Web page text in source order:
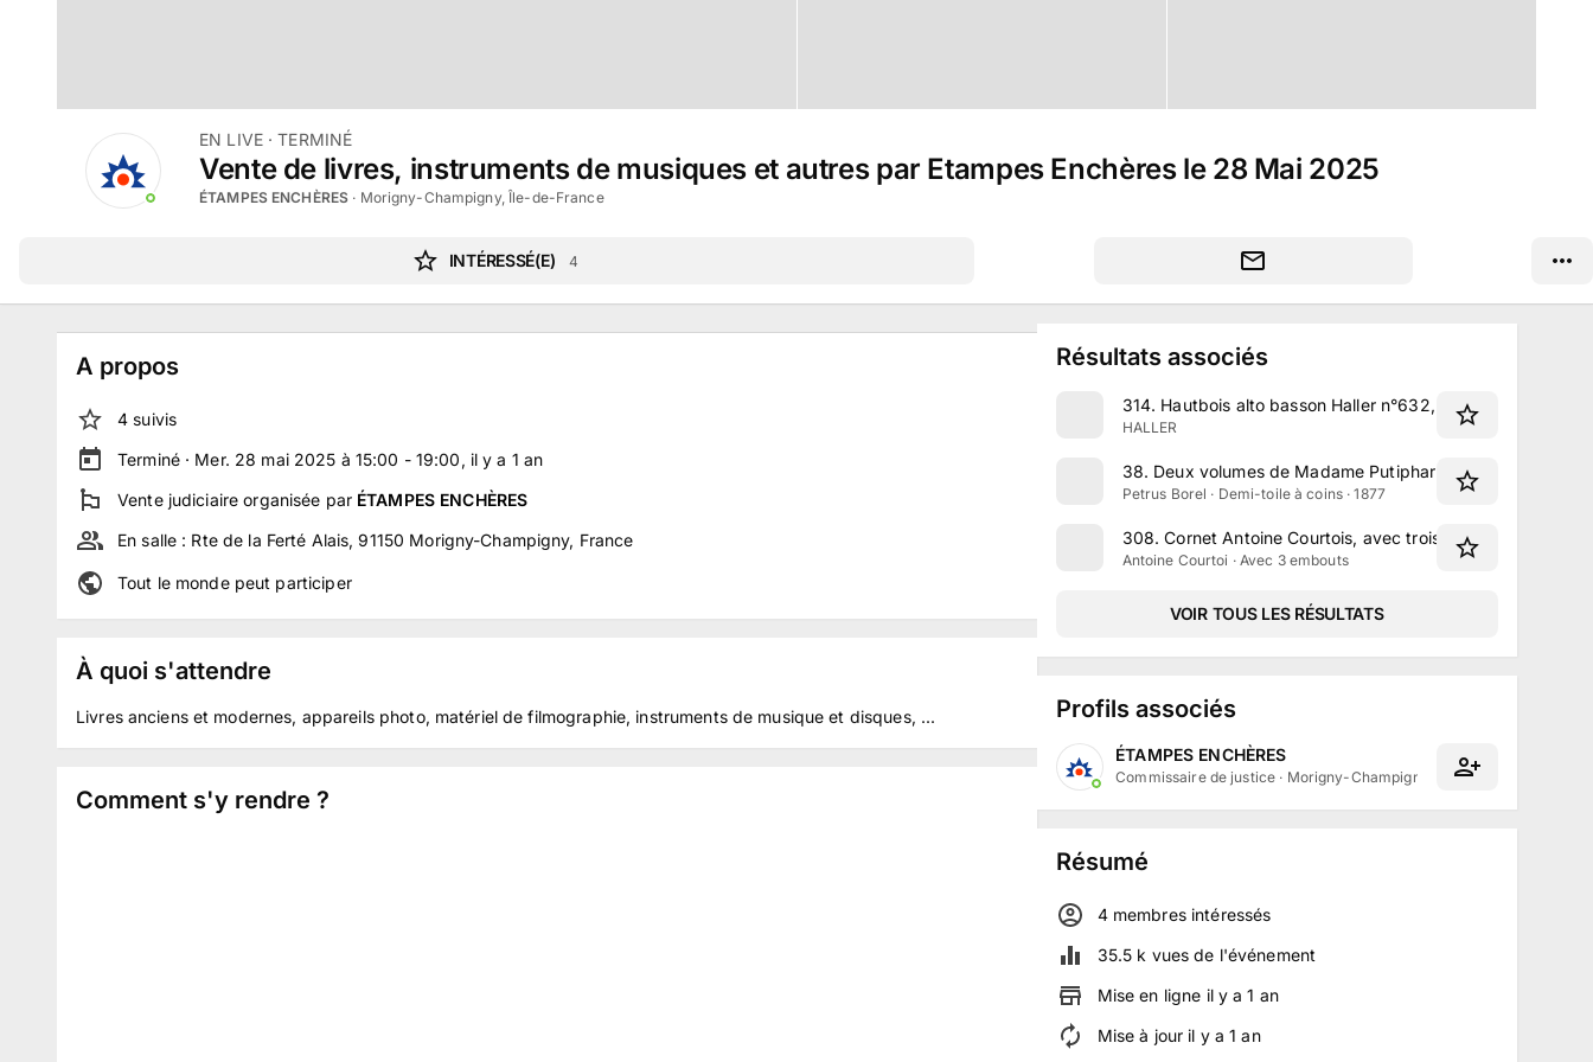
EN LIVE· TERMINÉ
Vente de livres, instruments de musiques et autres par Etampes Enchères le 28 Mai 2025
ÉTAMPES ENCHÈRES · Morigny-Champigny, Île-de-France
INTÉRESSÉ(E) 4
A propos
4 suivis
Terminé · Mer. 28 mai 2025 à 15:00 - 19:00, il y a 1 an
Vente judiciaire organisée par ÉTAMPES ENCHÈRES
En salle : Rte de la Ferté Alais, 91150 Morigny-Champigny, France
Tout le monde peut participer
À quoi s'attendre
Livres anciens et modernes, appareils photo, matériel de filmographie, instruments de musique et disques, ...
Comment s'y rendre ?
Résultats associés
314. Hautbois alto basson Haller n°632, complet avec sa
HALLER
38. Deux volumes de Madame Putiphar par Petrus Borel
Petrus Borel · Demi-toile à coins · 1877
308.Cornet Antoine Courtois, avec trois embouts et
Antoine Courtoi · Avec 3 embouts
VOIR TOUS LES RÉSULTATS
Profils associés
ÉTAMPES ENCHÈRES
Commissaire de justice · Morigny-Champigny, Île-de-France
Résumé
4membresintéressés
35.5 k vues de l'événement
Mise en ligne il y a1 an
Mise à jour il y a1 an